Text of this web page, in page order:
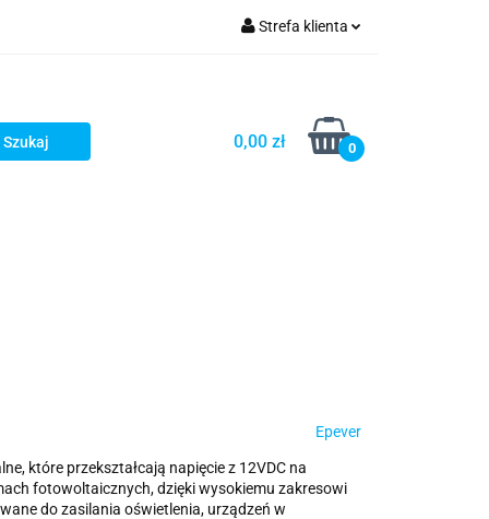
Strefa klienta
Zarejestruj się
Dodaj zgłoszenie
0,00 zł 0
Epever
które przekształcają napięcie z 12VDC na
fotowoltaicznych, dzięki wysokiemu zakresowi
do zasilania oświetlenia, urządzeń w